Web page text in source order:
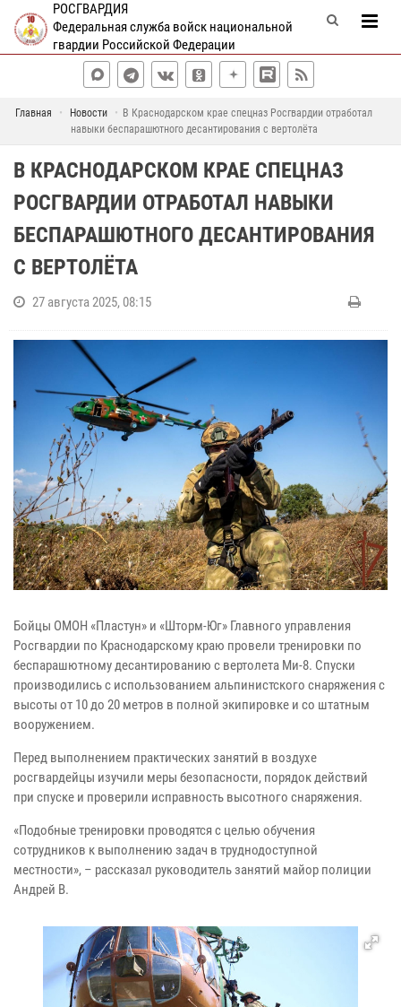
РОСГВАРДИЯ
Федеральная служба войск национальной
гвардии Российской Федерации
Главная Новости
В Краснодарском крае спецназ Росгвардии отработал
навыки беспарашютного десантирования с вертолёта
В КРАСНОДАРСКОМ КРАЕ СПЕЦНАЗ
РОСГВАРДИИ ОТРАБОТАЛ НАВЫКИ
БЕСПАРАШЮТНОГО ДЕСАНТИРОВАНИЯ
С ВЕРТОЛЁТА
27 августа 2025, 08:15
Бойцы ОМОН «Пластун» и «Шторм-Юг» Главного управления
Росгвардии по Краснодарскому краю провели тренировки по
беспарашютному десантированию с вертолета Ми-8. Спуски
производились с использованием альпинистского снаряжения с
высоты от 10 до 20 метров в полной экипировке и со штатным
вооружением.
Перед выполнением практических занятий в воздухе
росгвардейцы изучили меры безопасности, порядок действий
при спуске и проверили исправность высотного снаряжения.
«Подобные тренировки проводятся с целью обучения
сотрудников к выполнению задач в труднодоступной
местности», – рассказал руководитель занятий майор полиции
Андрей В.